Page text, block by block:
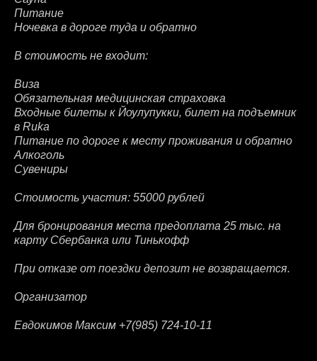
Питание
Ночевка в дороге туда и обратно
В стоимость не входит:
Виза
Обязательная медицинская страховка
Входные билеты к Йоулупукки, билет на подъемник
в Ruka
Питание по дороге к месту проживания и обратно
Алкоголь
Сувениры
Стоимость участия: 55000 рублей
Для бронирования места предоплата 25 тыс. на
карту Сбербанка или Тинькофф
При отказе от поездки депозит не возвращается.
Организатор
Евдокимов Максим +7(985) 724-10-11